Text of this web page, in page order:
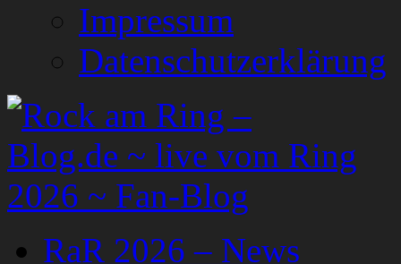
Impressum
Datenschutzerklärung
RaR 2026 – News